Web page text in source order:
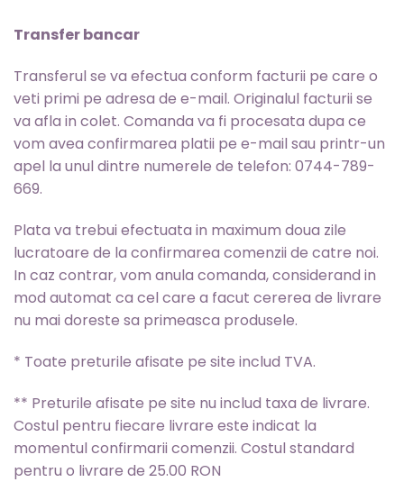
Transfer bancar
Transferul se va efectua conform facturii pe care o
veti primi pe adresa de e-mail. Originalul facturii se
va afla in colet. Comanda va fi procesata dupa ce
vom avea confirmarea platii pe e-mail sau printr-un
apel la unul dintre numerele de telefon: 0744-789-
669.
Plata va trebui efectuata in maximum doua zile
lucratoare de la confirmarea comenzii de catre noi.
In caz contrar, vom anula comanda, considerand in
mod automat ca cel care a facut cererea de livrare
nu mai doreste sa primeasca produsele.
* Toate preturile afisate pe site includ TVA.
** Preturile afisate pe site nu includ taxa de livrare.
Costul pentru fiecare livrare este indicat la
momentul confirmarii comenzii. Costul standard
pentru o livrare de 25.00 RON